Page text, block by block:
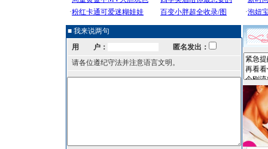
■ 我来说两句
用 户：
匿名发出：
请各位遵纪守法并注意语言文明。